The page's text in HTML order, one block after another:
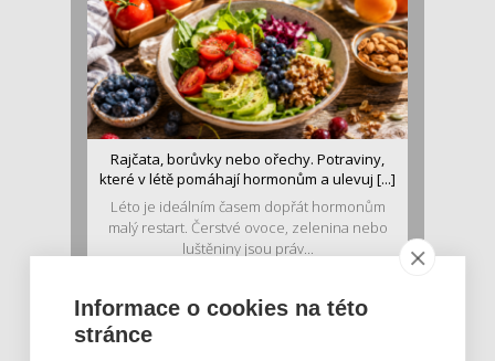
Rajčata, borůvky nebo ořechy. Potraviny,
které v létě pomáhají hormonům a ulevuj [...]
Léto je ideálním časem dopřát hormonům
malý restart. Čerstvé ovoce, zelenina nebo
luštěniny jsou práv...
Informace o cookies na této
stránce